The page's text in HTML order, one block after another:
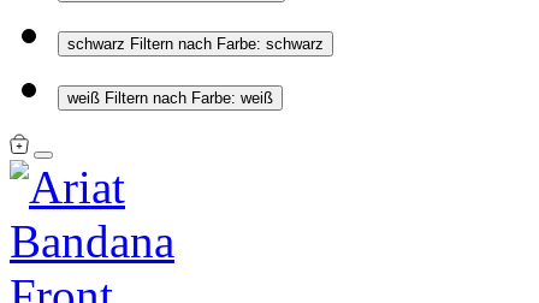
schwarz Filtern nach Farbe: schwarz
weiß Filtern nach Farbe: weiß